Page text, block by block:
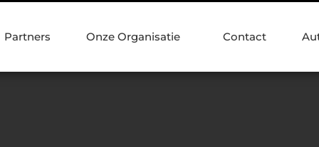
Partners Onze Organisatie Contact